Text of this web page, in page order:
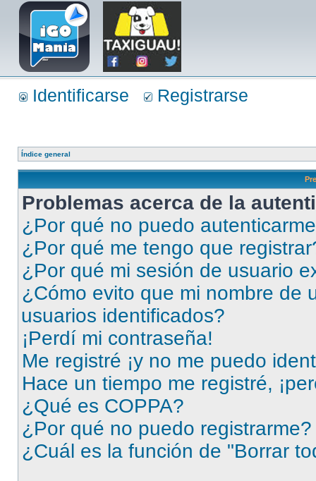
Identificarse Registrarse
Índice general
Problemas acerca de la
¿Por qué no puedo
¿Por qué me tengo que
¿Por qué mi sesión de usuario
¿Cómo evito que mi nombre de
usuarios identificados?
¡Perdí mi contraseña!
Me registré ¡y no me puedo
Hace un tiempo me registré,
¿Qué es COPPA?
¿Por qué no puedo registrarme?
¿Cuál es la función de "Borrar